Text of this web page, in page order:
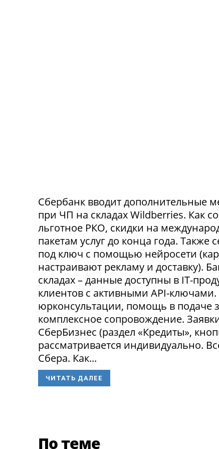
Сбербанк вводит дополнительные
при ЧП на складах Wildberries. Как
льготное РКО, скидки на
пакетам услуг до конца года. Также
под ключ с помощью нейросети
настраивают рекламу и доставку).
складах – данные доступны в IT-
клиентов с активными API-
юрконсультации, помощь в подаче
комплексное сопровождение.
СберБизнес (раздел «Кредиты»,
рассматривается индивидуально.
Сбера. Как...
ЧИТАТЬ ДАЛЕЕ
По теме